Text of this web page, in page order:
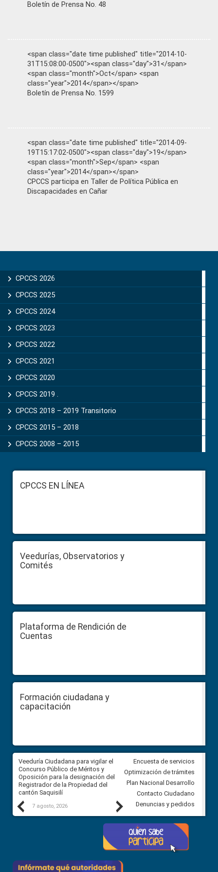
Boletín de Prensa No. 48
<span class="date time published" title="2014-10-
31T15:08:00-0500"><span class="day">31</span>
<span class="month">Oct</span> <span
class="year">2014</span></span>
Boletín de Prensa No. 1599
<span class="date time published" title="2014-09-
19T15:17:02-0500"><span class="day">19</span>
<span class="month">Sep</span> <span
class="year">2014</span></span>
CPCCS participa en Taller de Política Pública en
Discapacidades en Cañar
Sidebar
CPCCS 2026
CPCCS 2025
CPCCS 2024
CPCCS 2023
CPCCS 2022
CPCCS 2021
CPCCS 2020
CPCCS 2019 .
CPCCS 2018 – 2019 Transitorio
CPCCS 2015 – 2018
CPCCS 2008 – 2015
FooterCPCCS EN LÍNEA
Veedurías, Observatorios y
Comités
Plataforma de Rendición de
Cuentas
Formación ciudadana y
capacitación
Previous
Veeduría Ciudadana para vigilar el
Concurso Público de Méritos y
Oposición para la designación del
Registrador de la Propiedad del
cantón Saquisilí
7 agosto, 2026
Veeduría Ciudadana para
construcción del asfaltado de
Ballenita del cantón Santa
7 agosto, 2026
Next
Encuesta de servicios
Optimización de trámites
Plan Nacional Desarrollo
Contacto Ciudadano
Denuncias y pedidos